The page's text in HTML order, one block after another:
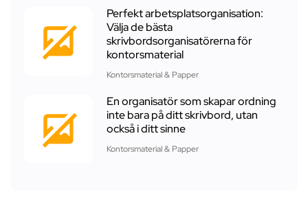
Perfekt arbetsplatsorganisation:
Välja de bästa
skrivbordsorganisatörerna för
kontorsmaterial
Kontorsmaterial & Papper
En organisatör som skapar ordning
inte bara på ditt skrivbord, utan
också i ditt sinne
Kontorsmaterial & Papper